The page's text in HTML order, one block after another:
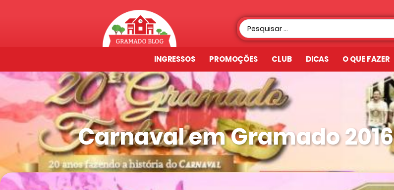
INGRESSOS PROMOÇÕES CLUB DICAS O QUE FAZER
Carnaval em Gramado 2016